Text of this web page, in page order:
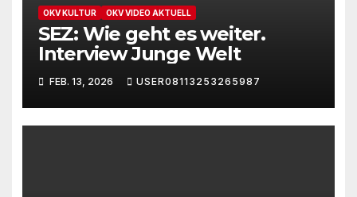
OKV KULTUR OKV VIDEO AKTUELL
SEZ: Wie geht es weiter.
Interview Junge Welt
FEB. 13, 2026 USER08113253265987